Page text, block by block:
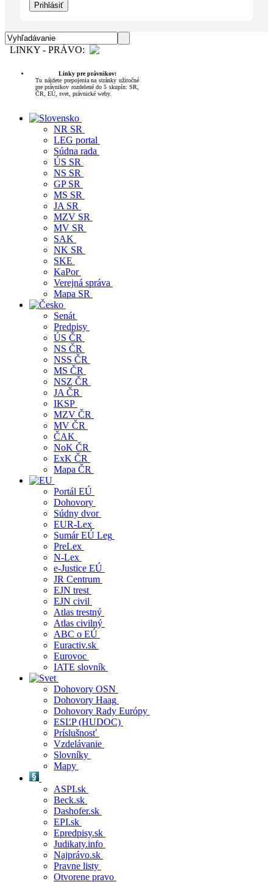
LINKY - PRÁVO:
Linky pre právnikov:
Tu nájdete prepojenia na stránky užitočné
pre právnikov rozdelené do 5 skupín: SR,
ČR, EÚ, svet, právnické weby.
NR SR
LEG portal
Súdna rada
ÚS SR
NS SR
GP SR
MS SR
JA SR
MZV SR
MV SR
SAK
NK SR
SKE
KaPor
Verejná správa
Mapa SR
Senát
Predpisy
ÚS ČR
NS ČR
NSS ČR
MS ČR
NSZ ČR
JA ČR
IKSP
MZV ČR
MV ČR
ČAK
NoK ČR
ExK ČR
Mapa ČR
Portál EÚ
Dohovory
Súdny dvor
EUR-Lex
Sumár EÚ Leg
PreLex
N-Lex
e-Justice EÚ
JR Centrum
EJN trest
EJN civil
Atlas trestný
Atlas civilný
ABC o EÚ
Euractiv.sk
Eurovoc
IATE slovník
Dohovory OSN
Dohovory Haag
Dohovory Rady Európy
ESĽP (HUDOC)
Príslušnosť
Vzdelávanie
Slovníky
Mapy
ASPI.sk
Beck.sk
Dashofer.sk
EPI.sk
Epredpisy.sk
Judikaty.info
Najprávo.sk
Pravne listy
Otvorene pravo